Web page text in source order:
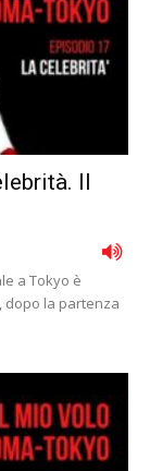
Il
a Tokyo è
dopo la partenza